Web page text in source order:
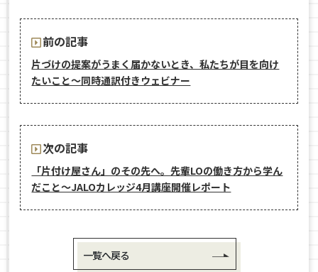
前の記事
片づけの提案がうまく届かないとき、私たちが目を向け
たいこと〜同時通訳付きウェビナー
次の記事
「片付け屋さん」のその先へ。先輩LOの働き方から学ん
だこと〜JALOカレッジ4月講座開催レポート
一覧へ戻る